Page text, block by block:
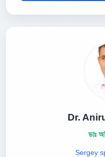
Dr.
ডাঃ
Sergey